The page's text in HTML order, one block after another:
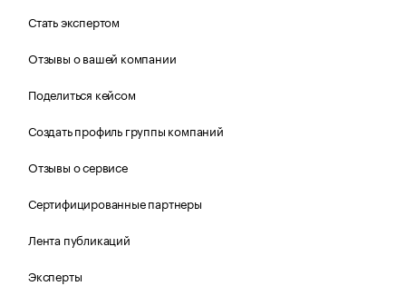
Стать экспертом
Отзывы о вашей компании
Поделиться кейсом
Создать профиль группы компаний
Отзывы о сервисе
Сертифицированные партнеры
Лента публикаций
Эксперты